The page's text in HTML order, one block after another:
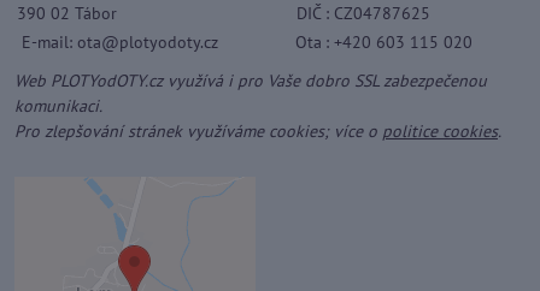
390 02 Tábor
DIČ : CZ04787625
E-mail: ota@plotyodoty.cz
Ota : +420 603 115 020
Web PLOTYodOTY.cz využívá i pro Vaše dobro SSL zabezpečenou
komunikaci.
Pro zlepšování stránek využíváme cookies; více o politice cookies.